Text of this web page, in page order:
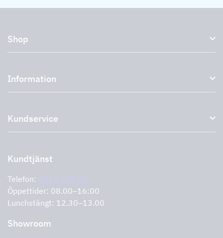
Shop
Externa fläktar
Plasmafilter
Outlet
Storköksprodukter PRO
Information
Miljö
Support och service
Cookies
Integritetspolicy
Kundservice
Retur av produkt
Support och service
Kundtjänst
Telefon: 0291-107 50
Öppettider: 08.00–16:00
Lunchstängt: 12.30–13.00
Showroom